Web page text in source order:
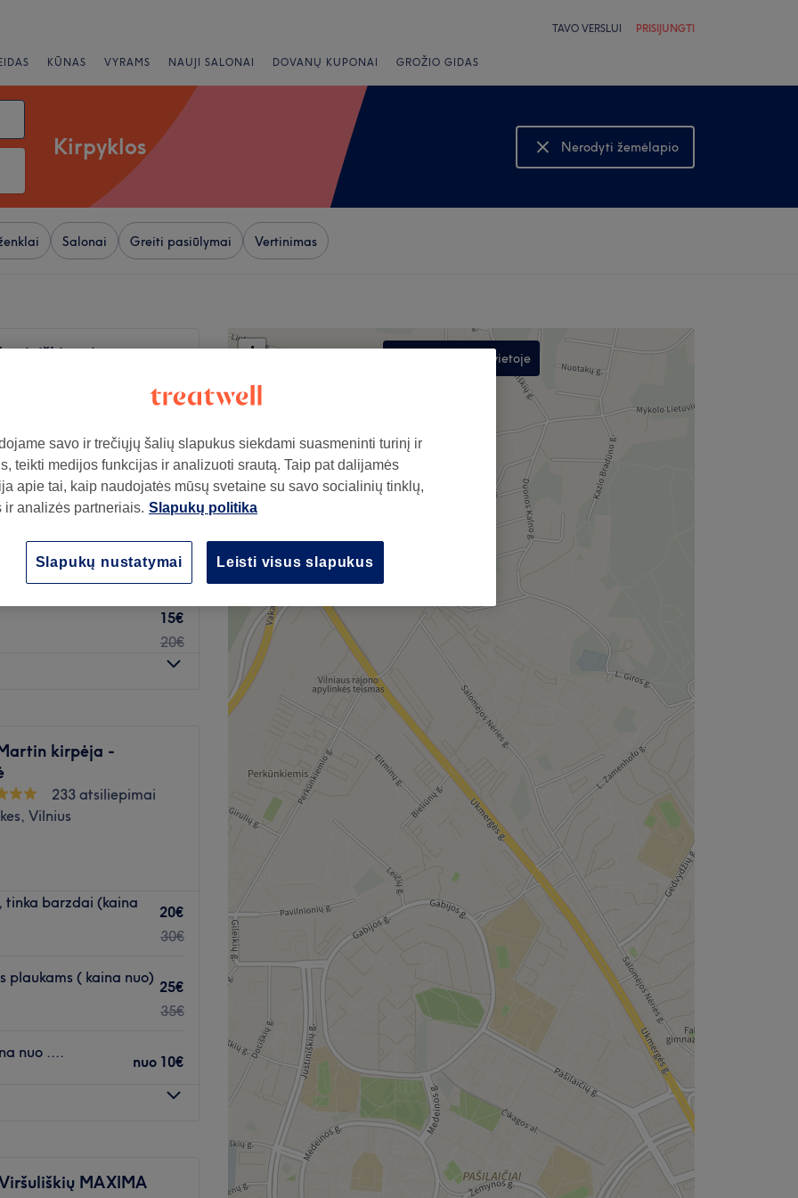
TAVO VERSLUI PRISIJUNGTI
KŪNAS VYRAMS NAUJI SALONAI DOVANŲ KUPONAI GROŽIO GIDAS
Kirpyklos
Nerodyti žemėlapio
Rodyti žemėlapį
Salonai Greiti pasiūlymai Vertinimas
g.)
10€
10€
15€
15€
20€
Atidaryti salono profilį
kirpėja -
233 atsiliepimai
Vilnius
tinka barzdai (kaina
20€
30€
plaukams ( kaina nuo)
25€
35€
nuo ....
nuo 10€
MAXIMA
+
−
Ieškoti šioje vietoje
savo ir trečiųjų šalių slapukus siekdami suasmeninti turinį ir
teikti medijos funkcijas ir analizuoti srautą. Taip pat dalijamės
apie tai, kaip naudojatės mūsų svetaine su savo socialinių tinklų,
ir analizės partneriais. Slapukų politika
Leisti visus slapukus
Slapukų nustatymai